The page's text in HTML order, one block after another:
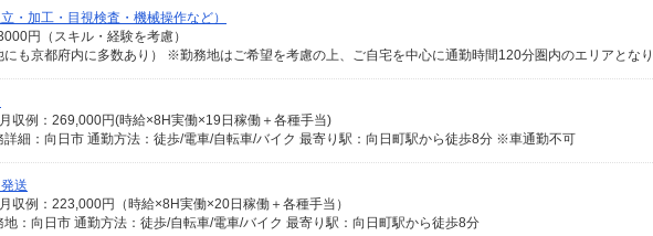
・加工・目視検査・機械操作など）
円（スキル・経験を考慮）
収例：269,000円(時給×8H実働×19日稼働＋各種手当)
詳細：向日市 通勤方法：徒歩/電車/自転車/バイク 最寄り駅：向日町駅から徒歩8分 ※車通勤不可
送
収例：223,000円（時給×8H実働×20日稼働＋各種手当）
：向日市 通勤方法：徒歩/自転車/電車/バイク 最寄り駅：向日町駅から徒歩8分